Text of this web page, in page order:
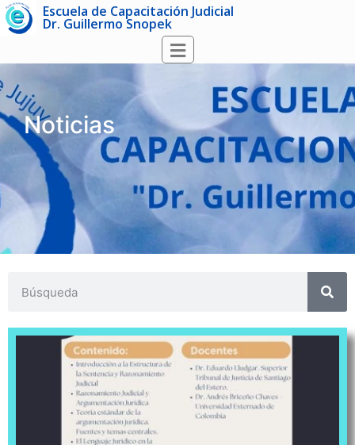
Escuela de Capacitación Judicial
Dr. Guillermo Snopek
Noticias